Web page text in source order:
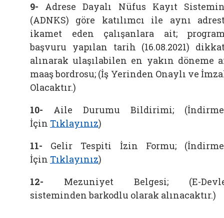
9- Adrese Dayalı Nüfus Kayıt
(ADNKS) göre katılımcı ile aynı
ikamet eden çalışanlara ait;
başvuru yapılan tarih (16.08.2021)
alınarak ulaşılabilen en yakın döneme
maaş bordrosu; (İş Yerinden Onaylı ve
Olacaktır.)
10- Aile Durumu Bildirimi;
İçin Tıklayınız)
11- Gelir Tespiti İzin Formu;
İçin Tıklayınız)
12- Mezuniyet Belgesi; (E-
sisteminden barkodlu olarak alınacaktır.)